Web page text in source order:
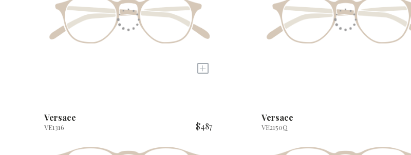
+
Versace
VE1316 $487
Versace
VE2150Q